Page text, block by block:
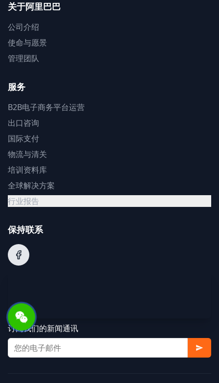
关于阿里巴巴
公司介绍
使命与愿景
管理团队
服务
B2B电子商务平台运营
出口咨询
国际支付
物流与清关
培训资料库
全球解决方案
行业报告
保持联系
订阅我们的新闻通讯